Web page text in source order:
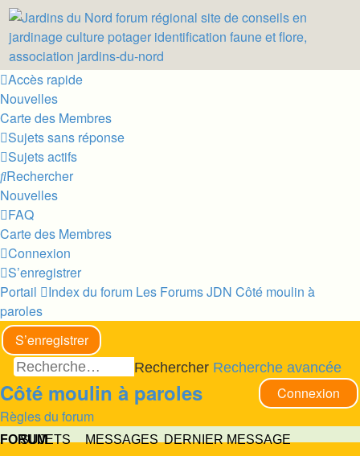
Accès rapide
Nouvelles
Carte des Membres
Sujets sans réponse
Sujets actifs
Rechercher
Nouvelles
FAQ
Carte des Membres
Connexion
S’enregistrer
Portail
Index du forum Les Forums JDN Côté moulin à
paroles
S’enregistrer
Rechercher Recherche avancée
Connexion
Côté moulin à paroles
Règles du forum
FORUM
SUJETS MESSAGES DERNIER MESSAGE